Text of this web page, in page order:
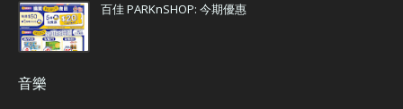
百佳 PARKnSHOP: 今期優惠
音樂